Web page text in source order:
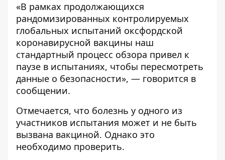
«В рамках продолжающихся
рандомизированных контролируемых
глобальных испытаний оксфордской
коронавирусной вакцины наш
стандартный процесс обзора привел к
паузе в испытаниях, чтобы пересмотреть
данные о безопасности», — говорится в
сообщении.
Отмечается, что болезнь у одного из
участников испытания может и не быть
вызвана вакциной. Однако это
необходимо проверить.